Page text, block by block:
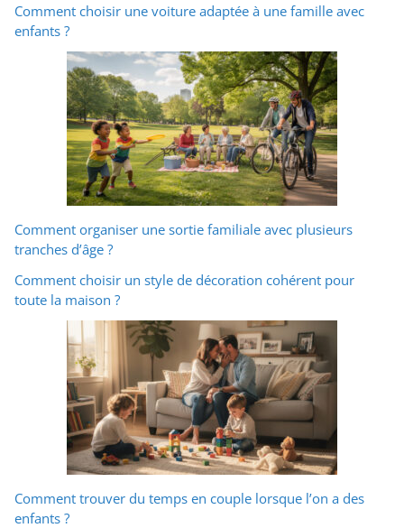
Comment choisir une voiture adaptée à une famille avec
enfants ?
Comment organiser une sortie familiale avec plusieurs
tranches d’âge ?
Comment choisir un style de décoration cohérent pour
toute la maison ?
Comment trouver du temps en couple lorsque l’on a des
enfants ?